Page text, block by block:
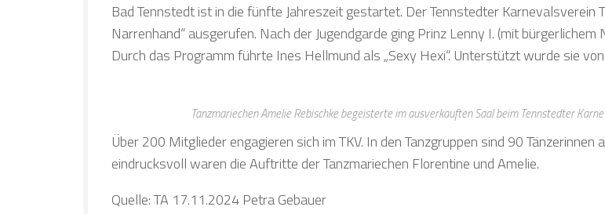
Bad Tennstedt ist in die fünfte Jahreszeit gestartet. Der Tennstedter
Narrenhand“ ausgerufen. Nach der Jugendgarde ging Prinz Lenny I. (mit
Durch das Programm führte Ines Hellmund als „Sexy Hexi“. Unterstützt wurde sie
Tanzmariechen Amelie Rebischke begeisterte im ausverkauften Saal beim Tennstedter
Über 200 Mitglieder engagieren sich im TKV. In den Tanzgruppen sind 90
eindrucksvoll waren die Auftritte der Tanzmariechen Florentine und Amelie.
Quelle: TA 17.11.2024 Petra Gebauer